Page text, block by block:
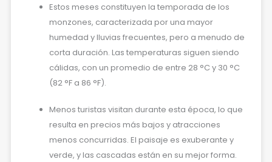
Estos meses constituyen la temporada de los
monzones, caracterizada por una mayor
humedad y lluvias frecuentes, pero a menudo de
corta duración. Las temperaturas siguen siendo
cálidas, con un promedio de entre 28 °C y 30 °C
(82 °F a 86 °F).
Menos turistas visitan durante esta época, lo que
resulta en precios más bajos y atracciones
menos concurridas. El paisaje es exuberante y
verde, y las cascadas están en su mejor forma.